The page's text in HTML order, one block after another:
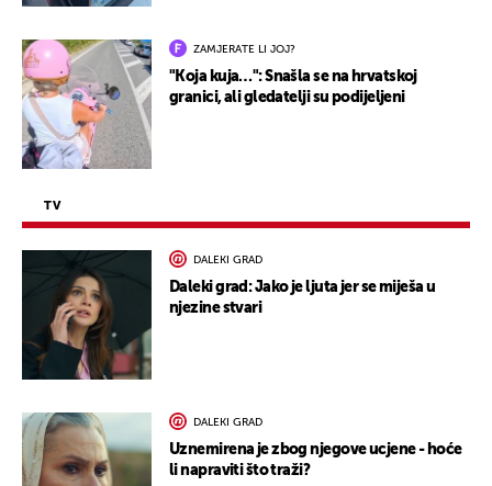
ZAMJERATE LI JOJ?
"Koja kuja…": Snašla se na hrvatskoj
granici, ali gledatelji su podijeljeni
TV
DALEKI GRAD
Daleki grad: Jako je ljuta jer se miješa u
njezine stvari
DALEKI GRAD
Uznemirena je zbog njegove ucjene - hoće
li napraviti što traži?